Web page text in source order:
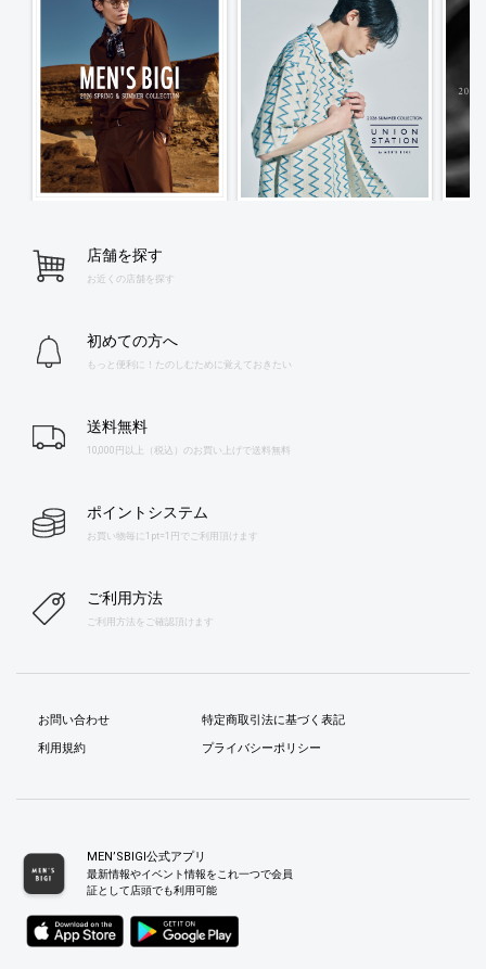
店舗を探す
お近くの店舗を探す
初めての方へ
もっと便利に！たのしむために覚えておきたい
送料無料
10,000円以上（税込）のお買い上げで送料無料
ポイントシステム
お買い物毎に1pt=1円でご利用頂けます
ご利用方法
ご利用方法をご確認頂けます
お問い合わせ
利用規約
特定商取引法に基づく表記
プライバシーポリシー
MEN’SBIGI公式アプリ
最新情報やイベント情報をこれ一つで会員
証として店頭でも利用可能